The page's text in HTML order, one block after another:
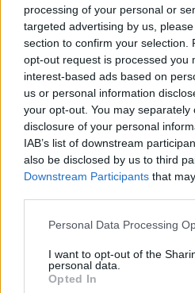
processing of your personal or
targeted advertising by us,
section to confirm your selection.
opt-out request is processed you
interest-based ads based on
us or personal information
your opt-out. You may
disclosure of your personal
IAB’s list of downstream
also be disclosed by us to third
Downstream Participants that
Personal Data Processing
I want to opt-out of the
personal data.
Opted In
A Feldolgozott
Tévedése
megkapd a legélesebb
manapság az egyik
számítanak, de